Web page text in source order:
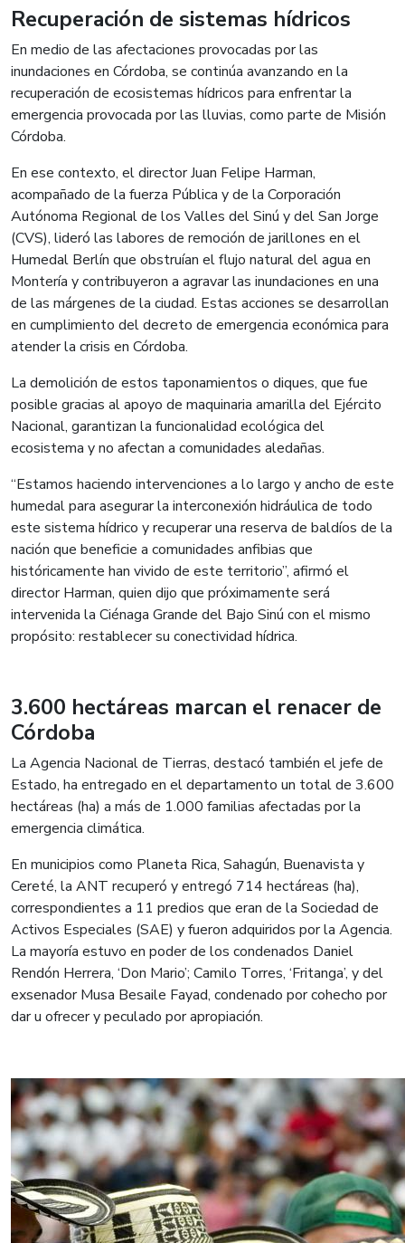
Recuperación de sistemas hídricos
En medio de las afectaciones provocadas por las
inundaciones en Córdoba, se continúa avanzando en la
recuperación de ecosistemas hídricos para enfrentar la
emergencia provocada por las lluvias, como parte de Misión
Córdoba.
En ese contexto, el director Juan Felipe Harman,
acompañado de la fuerza Pública y de la Corporación
Autónoma Regional de los Valles del Sinú y del San Jorge
(CVS), lideró las labores de remoción de jarillones en el
Humedal Berlín que obstruían el flujo natural del agua en
Montería y contribuyeron a agravar las inundaciones en una
de las márgenes de la ciudad. Estas acciones se desarrollan
en cumplimiento del decreto de emergencia económica para
atender la crisis en Córdoba.
La demolición de estos taponamientos o diques, que fue
posible gracias al apoyo de maquinaria amarilla del Ejército
Nacional, garantizan la funcionalidad ecológica del
ecosistema y no afectan a comunidades aledañas.
“Estamos haciendo intervenciones a lo largo y ancho de este
humedal para asegurar la interconexión hidráulica de todo
este sistema hídrico y recuperar una reserva de baldíos de la
nación que beneficie a comunidades anfibias que
históricamente han vivido de este territorio”, afirmó el
director Harman, quien dijo que próximamente será
intervenida la Ciénaga Grande del Bajo Sinú con el mismo
propósito: restablecer su conectividad hídrica.
3.600 hectáreas marcan el renacer de
Córdoba
La Agencia Nacional de Tierras, destacó también el jefe de
Estado, ha entregado en el departamento un total de 3.600
hectáreas (ha) a más de 1.000 familias afectadas por la
emergencia climática.
En municipios como Planeta Rica, Sahagún, Buenavista y
Cereté, la ANT recuperó y entregó 714 hectáreas (ha),
correspondientes a 11 predios que eran de la Sociedad de
Activos Especiales (SAE) y fueron adquiridos por la Agencia.
La mayoría estuvo en poder de los condenados Daniel
Rendón Herrera, ‘Don Mario’; Camilo Torres, ‘Fritanga’, y del
exsenador Musa Besaile Fayad, condenado por cohecho por
dar u ofrecer y peculado por apropiación.